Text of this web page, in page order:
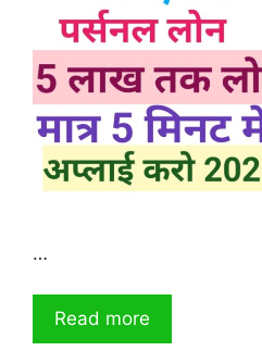
…
Read more